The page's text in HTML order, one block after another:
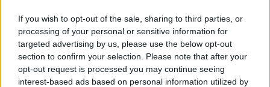
If you wish to opt-out of the sale, sharing to third parties, or
processing of your personal or sensitive information for
targeted advertising by us, please use the below opt-out
section to confirm your selection. Please note that after your
opt-out request is processed you may continue seeing
interest-based ads based on personal information utilized by
Notícies relacionades
Accident per tancar la pretemporada